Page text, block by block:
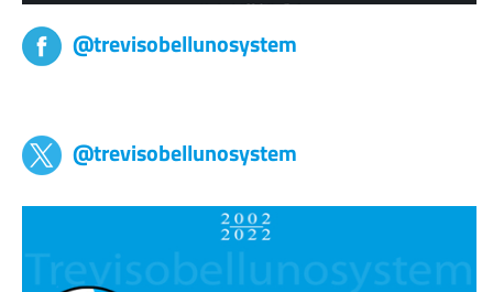
@trevisobellunosystem
@trevisobellunosystem